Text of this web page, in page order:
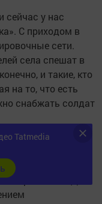
сейчас у нас
С приходом в
сети.
села спешат в
и такие, кто
на то, что есть
снабжать солдат
активные
приходят в ДК.
Tatmedia